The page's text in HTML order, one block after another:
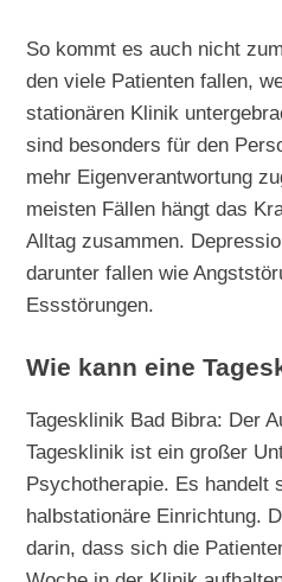
So kommt es auch nicht
den viele Patienten fallen,
stationären Klinik
sind besonders für den
mehr Eigenverantwortung
meisten Fällen hängt das
Alltag zusammen.
darunter fallen wie
Essstörungen.
Wie kann eine
Tagesklinik Bad Bibra: Der
Tagesklinik ist ein großer
Psychotherapie. Es handelt
halbstationäre Einrichtung.
darin, dass sich die